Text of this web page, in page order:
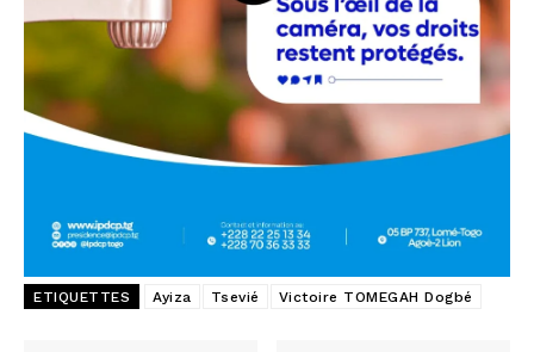
ETIQUETTES Ayiza Tsevié Victoire TOMEGAH Dogbé